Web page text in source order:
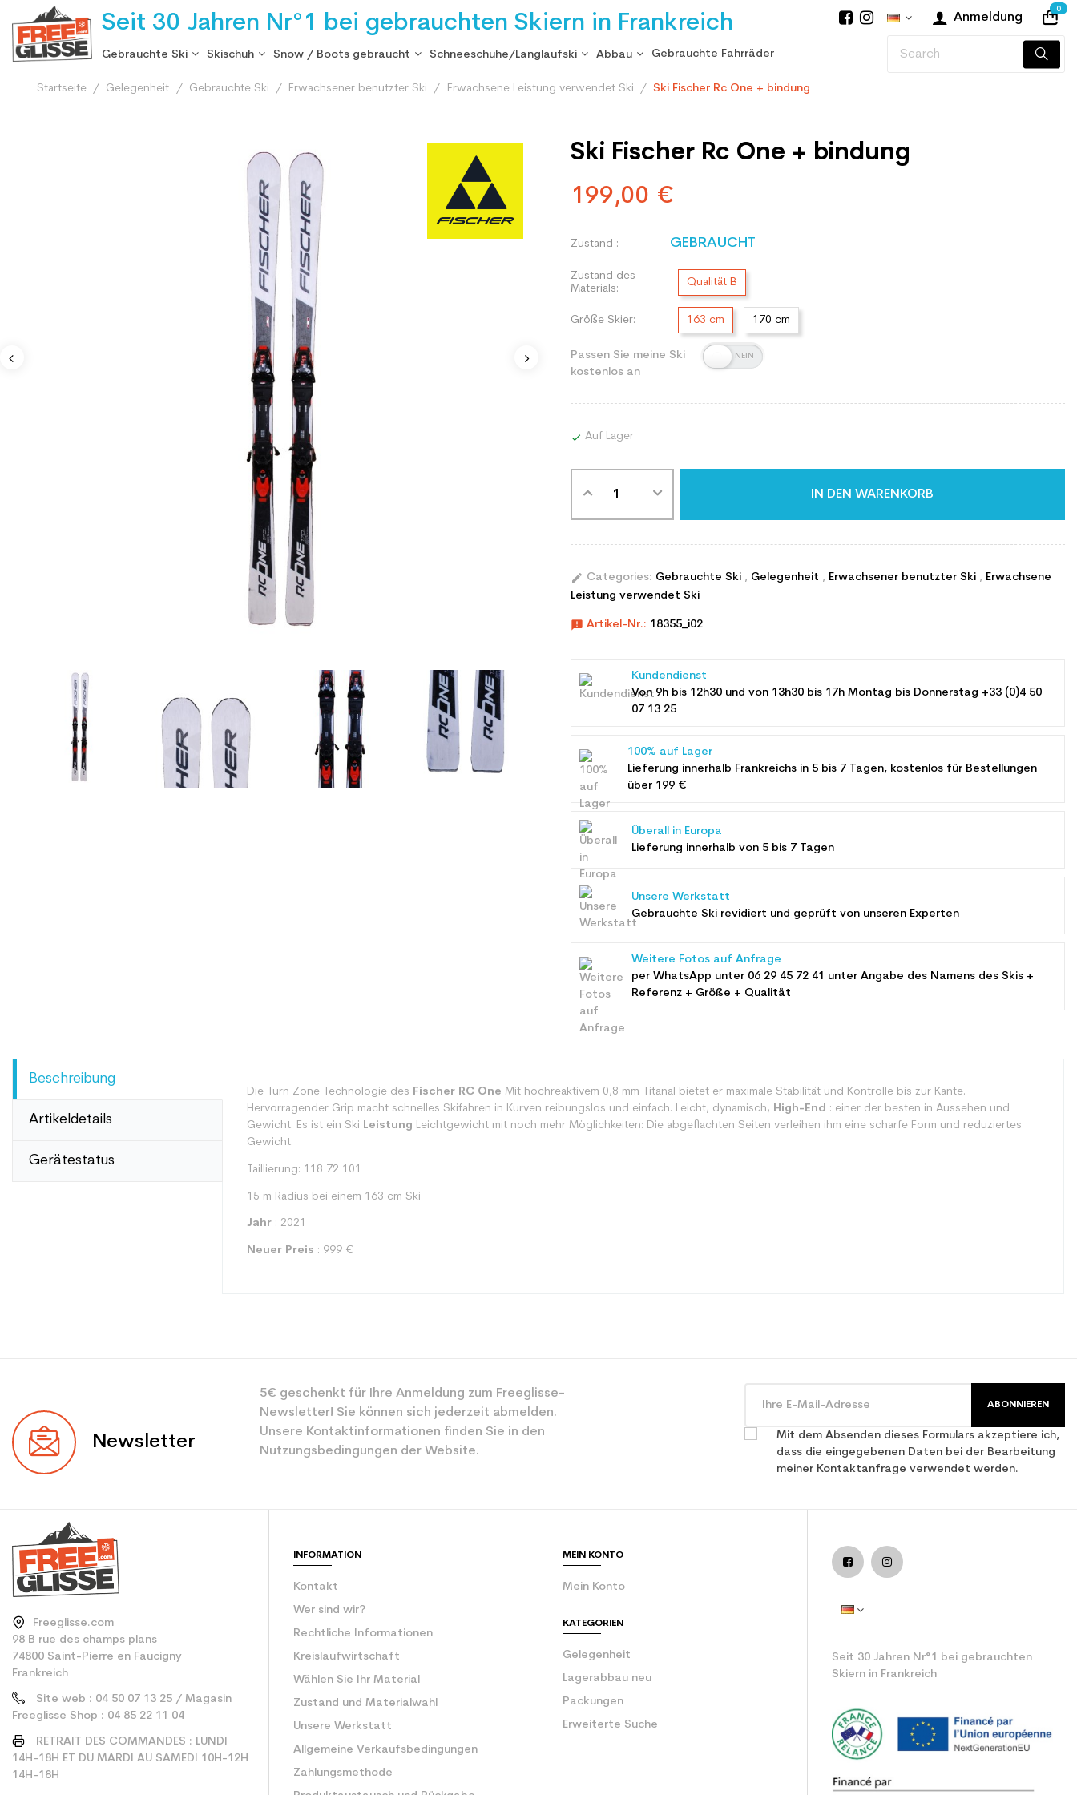
Seit 30 Jahren Nr°1 bei gebrauchten Skiern in Frankreich Anmeldung
0
Gebrauchte Ski Skischuh Snow / Boots gebraucht Schneeschuhe/Langlaufski Abbau Gebrauchte Fahrräder
Startseite Gelegenheit Gebrauchte Ski Erwachsener benutzter Ski Erwachsene Leistung verwendet Ski Ski Fischer Rc One + bindung
Ski Fischer Rc One + bindung
199,00 €
Zustand : GEBRAUCHT
Zustand des
Materials:
Qualität B
Größe Skier: 163 cm 170 cm
Passen Sie meine Ski
kostenlos an
 Auf Lager
IN DEN WARENKORB
edit Categories: Gebrauchte Ski , Gelegenheit , Erwachsener benutzter Ski , Erwachsene
Leistung verwendet Ski
announcement Artikel-Nr.: 18355_i02
Kundendienst
Von 9h bis 12h30 und von 13h30 bis 17h Montag bis Donnerstag +33 (0)4 50
07 13 25
100% auf Lager
Lieferung innerhalb Frankreichs in 5 bis 7 Tagen, kostenlos für Bestellungen
über 199 €
Überall in Europa
Lieferung innerhalb von 5 bis 7 Tagen
Unsere Werkstatt
Gebrauchte Ski revidiert und geprüft von unseren Experten
Weitere Fotos auf Anfrage
per WhatsApp unter 06 29 45 72 41 unter Angabe des Namens des Skis +
Referenz + Größe + Qualität
Beschreibung
Artikeldetails
Gerätestatus
Die Turn Zone Technologie des Fischer RC One Mit hochreaktivem 0,8 mm Titanal bietet er maximale Stabilität und Kontrolle bis zur Kante.
Hervorragender Grip macht schnelles Skifahren in Kurven reibungslos und einfach. Leicht, dynamisch, High-End : einer der besten in Aussehen und
Gewicht. Es ist ein Ski Leistung Leichtgewicht mit noch mehr Möglichkeiten: Die abgeflachten Seiten verleihen ihm eine scharfe Form und reduziertes
Gewicht.
Taillierung: 118 72 101
15 m Radius bei einem 163 cm Ski
Jahr: 2021
Neuer Preis : 999 €
Benutzer
Ebene
Newsletter
5€ geschenkt für Ihre Anmeldung zum Freeglisse-
Newsletter! Sie können sich jederzeit abmelden.
Unsere Kontaktinformationen finden Sie in den
Nutzungsbedingungen der Website.
ABONNIEREN
Mit dem Absenden dieses Formulars akzeptiere ich,
dass die eingegebenen Daten bei der Bearbeitung
meiner Kontaktanfrage verwendet werden.
Freeglisse.com
98 B rue des champs plans
74800 Saint-Pierre en Faucigny
Frankreich
Site web : 04 50 07 13 25 / Magasin
Freeglisse Shop : 04 85 22 11 04
RETRAIT DES COMMANDES : LUNDI
14H-18H ET DU MARDI AU SAMEDI 10H-12H
14H-18H
INFORMATION
Kontakt
Wer sind wir?
Rechtliche Informationen
Kreislaufwirtschaft
Wählen Sie Ihr Material
Zustand und Materialwahl
Unsere Werkstatt
Allgemeine Verkaufsbedingungen
Zahlungsmethode
MEIN KONTO
Mein Konto
KATEGORIEN
Gelegenheit
Lagerabbau neu
Packungen
Erweiterte Suche
Seit 30 Jahren Nr°1 bei gebrauchten
Skiern in Frankreich